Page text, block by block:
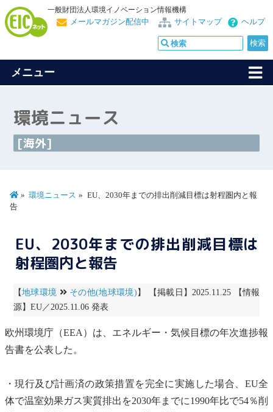
一般財団法人環境イノベーション情報機構
ヘルプ
サイトマップ
メールマガジン配信中
メニュー
環境ニュース
[海外]
環境ニュース
EU、2030年までの排出削減目標は射程圏内と報
告
EU、2030年までの排出削減目標は
射程圏内と報告
【地球環境 その他(地球環境) 】 【掲載日】2025.11.25 【情報
源】EU／2025.11.06 発表
欧州環境庁（EEA）は、エネルギー・気候目標の年次進捗報
告書を公表した。
・現行及び計画済の政策措置を完全に実施した場合、EU全
体で温室効果ガス実質排出を2030年までに1990年比で54％削